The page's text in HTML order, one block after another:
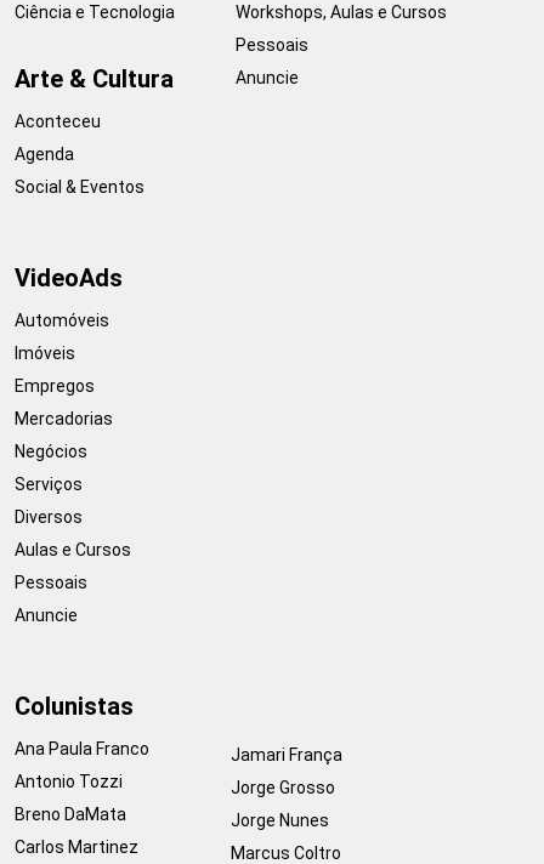
Ciência e Tecnologia
Arte & Cultura
Aconteceu
Agenda
Social & Eventos
Workshops, Aulas e Cursos
Pessoais
Anuncie
VideoAds
Automóveis
Imóveis
Empregos
Mercadorias
Negócios
Serviços
Diversos
Aulas e Cursos
Pessoais
Anuncie
Colunistas
Ana Paula Franco
Antonio Tozzi
Breno DaMata
Carlos Martinez
Jamari França
Jorge Grosso
Jorge Nunes
Marcus Coltro